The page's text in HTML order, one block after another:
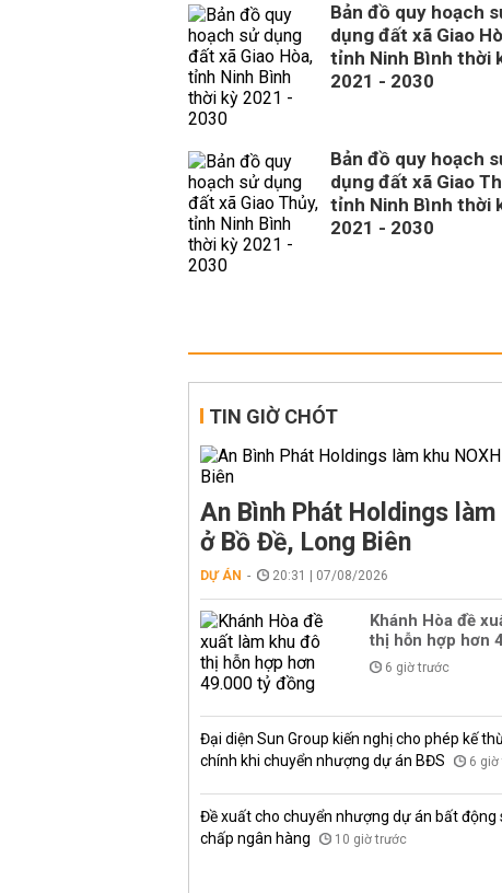
Bản đồ quy hoạch
dụng đất xã Giao
tỉnh Ninh Bình thời
2021 - 2030
Bản đồ quy hoạch
dụng đất xã Giao
tỉnh Ninh Bình thời
2021 - 2030
TIN GIỜ CHÓT
An Bình Phát Holdings làm
ở Bồ Đề, Long Biên
DỰ ÁN 20:31 | 07/08/2026
Khánh Hòa đề
thị hỗn hợp hơn
6 giờ trước
Đại diện Sun Group kiến nghị cho phép kế
chính khi chuyển nhượng dự án BĐS
6 giờ
Đề xuất cho chuyển nhượng dự án bất động
chấp ngân hàng
10 giờ trước